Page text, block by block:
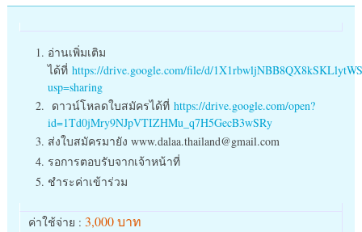
อ่านเพิ่มเติม
ได้ที่ https://drive.google.com/file/d/
usp=sharing
ดาวน์โหลดใบสมัครได้ที่ https://drive.google.com/open?
id=1Td0jMry9NJpVTIZHMu_q7H5GecB3wSRy
ส่งใบสมัครมายัง www.dalaa.thailand@gmail.com
รอการตอบรับจากเจ้าหน้าที่
ชำระค่าเข้าร่วม
ค่าใช้จ่าย : 3,000 บาท